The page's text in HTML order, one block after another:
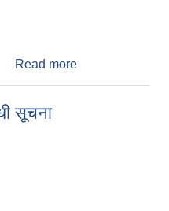
Read more
सूचना